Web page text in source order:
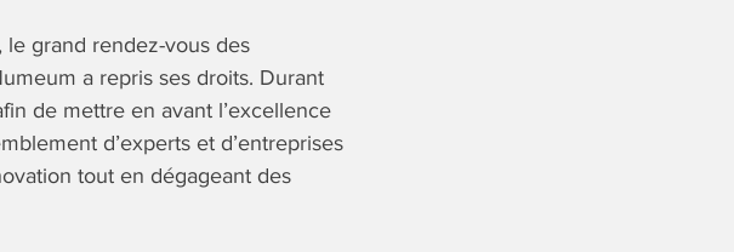
le grand rendez-vous des
a repris ses droits. Durant
de mettre en avant l’excellence
d’experts et d’entreprises
tout en dégageant des